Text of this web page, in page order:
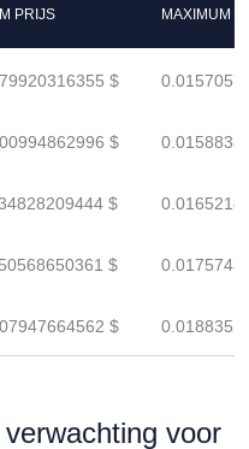
PRIJS MAXIMUM
$
$
$
$
$
voor